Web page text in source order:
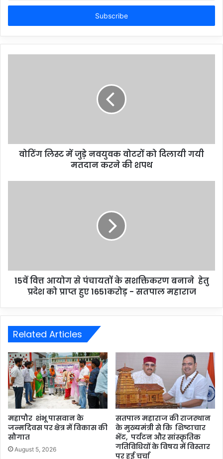
Email
वोटिंग लिस्ट में जुड़े नवयुवक वोटरों को दिलायी गयी
मतदान करने की शपथ
15वें वित्त आयोग से पंचायतों के सशक्तिकरण बनाने हेतु
प्रदेश को प्राप्त हुए 1651करोड़ - सतपाल महाराज
Related Articles
महापौर शंभू पासवान के
जन्मदिवस पर क्षेत्र में विकास की
सौगात
August 5, 2026
सतपाल महाराज की राजस्थान
के मुख्यमंत्री से कि शिष्टाचार
भेंट, पर्यटन और सांस्कृतिक
गतिविधियों के विषय में विस्तार
पर हुई चर्चा